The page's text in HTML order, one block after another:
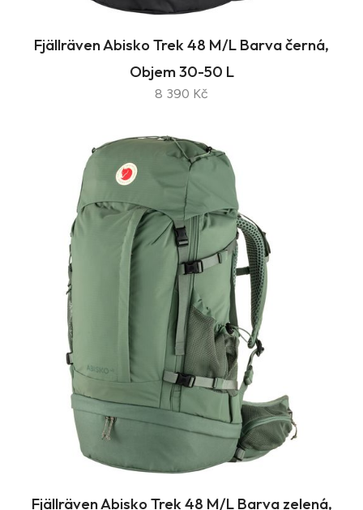
Fjällräven Abisko Trek 48 M/L Barva černá,
Objem 30-50 L
8 390 Kč
Fjällräven Abisko Trek 48 M/L Barva zelená,